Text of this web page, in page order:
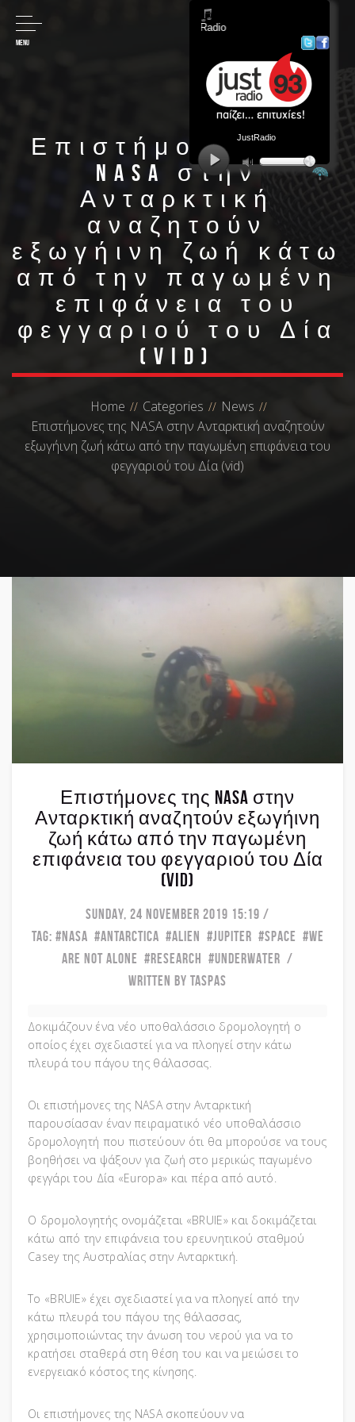
MENU
Επιστήμονες της
NASA στην
Ανταρκτική
αναζητούν
εξωγήινη ζωή κάτω
από την παγωμένη
επιφάνεια του
φεγγαριού του Δία
(vid)
Home Categories
News
Επιστήμονες της NASA στην Ανταρκτική αναζητούν
εξωγήινη ζωή κάτω από την παγωμένη επιφάνεια του
φεγγαριού του Δία (vid)
Επιστήμονες της NASA στην
Ανταρκτική αναζητούν εξωγήινη
ζωή κάτω από την παγωμένη
επιφάνεια του φεγγαριού του Δία
(vid)
SUNDAY, 24 NOVEMBER 2019 15:19
TAG:
NASA ANTARCTICA ALIEN JUPITER SPACE
WE
ARE NOT ALONE
RESEARCH
UNDERWATER
WRITTEN BY TASPAS
Δοκιμάζουν ένα νέο υποθαλάσσιο δρομολογητή ο
οποίος έχει σχεδιαστεί για να πλοηγεί στην κάτω
πλευρά του πάγου της θάλασσας.
Οι επιστήμονες της NASA στην Ανταρκτική
παρουσίασαν έναν πειραματικό νέο υποθαλάσσιο
δρομολογητή που πιστεύουν ότι θα μπορούσε να τους
βοηθήσει να ψάξουν για ζωή στο μερικώς παγωμένο
φεγγάρι του Δία «Europa» και πέρα ​​από αυτό.
Ο δρομολογητής ονομάζεται «BRUIE» και δοκιμάζεται
κάτω από την επιφάνεια του ερευνητικού σταθμού
Casey της Αυστραλίας στην Ανταρκτική.
Το «BRUIE» έχει σχεδιαστεί για να πλοηγεί από την
κάτω πλευρά του πάγου της θάλασσας,
χρησιμοποιώντας την άνωση του νερού για να το
κρατήσει σταθερά στη θέση του και να μειώσει το
ενεργειακό κόστος της κίνησης.
Οι επιστήμονες της NASA σκοπεύουν να